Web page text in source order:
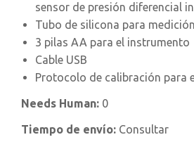
sensor de presión diferencial
Tubo de silicona para
3 pilas AA para el instrumento
Cable USB
Protocolo de calibración para
Needs Human: 0
Tiempo de envío: Consultar